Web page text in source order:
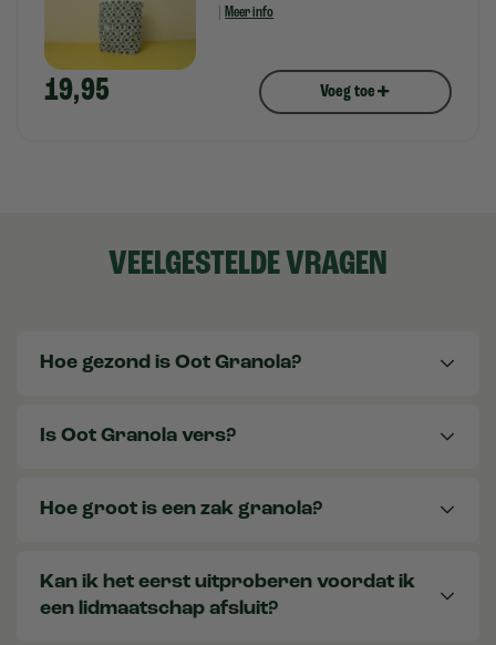
Meer info
19,95 Voeg toe+
VEELGESTELDE VRAGEN
Hoe gezond is Oot Granola?
Is Oot Granola vers?
Hoe groot is een zak granola?
Kan ik het eerst uitproberen voordat ik
een lidmaatschap afsluit?